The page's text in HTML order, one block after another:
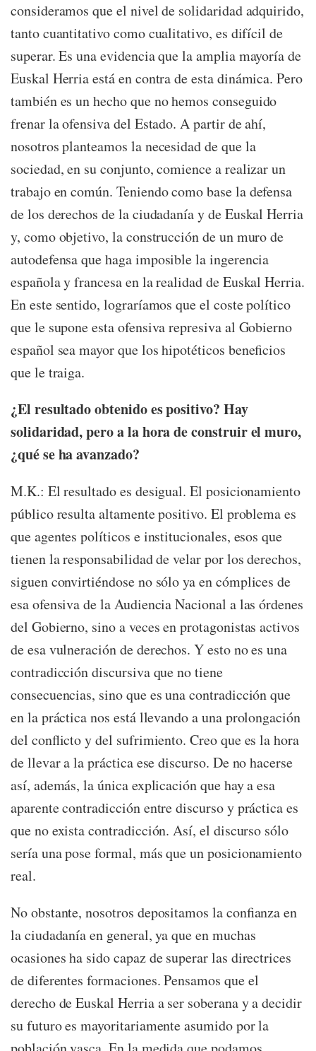
consideramos que el nivel de solidaridad adquirido,
tanto cuantitativo como cualitativo, es difícil de
superar. Es una evidencia que la amplia mayoría de
Euskal Herria está en contra de esta dinámica. Pero
también es un hecho que no hemos conseguido
frenar la ofensiva del Estado. A partir de ahí,
nosotros planteamos la necesidad de que la
sociedad, en su conjunto, comience a realizar un
trabajo en común. Teniendo como base la defensa
de los derechos de la ciudadanía y de Euskal Herria
y, como objetivo, la construcción de un muro de
autodefensa que haga imposible la ingerencia
española y francesa en la realidad de Euskal Herria.
En este sentido, lograríamos que el coste político
que le supone esta ofensiva represiva al Gobierno
español sea mayor que los hipotéticos beneficios
que le traiga.
¿El resultado obtenido es positivo? Hay
solidaridad, pero a la hora de construir el muro,
¿qué se ha avanzado?
M.K.: El resultado es desigual. El posicionamiento
público resulta altamente positivo. El problema es
que agentes políticos e institucionales, esos que
tienen la responsabilidad de velar por los derechos,
siguen convirtiéndose no sólo ya en cómplices de
esa ofensiva de la Audiencia Nacional a las órdenes
del Gobierno, sino a veces en protagonistas activos
de esa vulneración de derechos. Y esto no es una
contradicción discursiva que no tiene
consecuencias, sino que es una contradicción que
en la práctica nos está llevando a una prolongación
del conflicto y del sufrimiento. Creo que es la hora
de llevar a la práctica ese discurso. De no hacerse
así, además, la única explicación que hay a esa
aparente contradicción entre discurso y práctica es
que no exista contradicción. Así, el discurso sólo
sería una pose formal, más que un posicionamiento
real.
No obstante, nosotros depositamos la confianza en
la ciudadanía en general, ya que en muchas
ocasiones ha sido capaz de superar las directrices
de diferentes formaciones. Pensamos que el
derecho de Euskal Herria a ser soberana y a decidir
su futuro es mayoritariamente asumido por la